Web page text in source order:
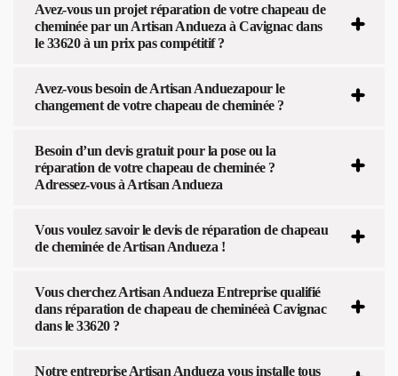
Avez-vous un projet réparation de votre chapeau de
cheminée par un Artisan Andueza à Cavignac dans
le 33620 à un prix pas compétitif ?
Avez-vous besoin de Artisan Anduezapour le
changement de votre chapeau de cheminée ?
Besoin d’un devis gratuit pour la pose ou la
réparation de votre chapeau de cheminée ?
Adressez-vous à Artisan Andueza
Vous voulez savoir le devis de réparation de chapeau
de cheminée de Artisan Andueza !
Vous cherchez Artisan Andueza Entreprise qualifié
dans réparation de chapeau de cheminéeà Cavignac
dans le 33620 ?
Notre entreprise Artisan Andueza vous installe tous